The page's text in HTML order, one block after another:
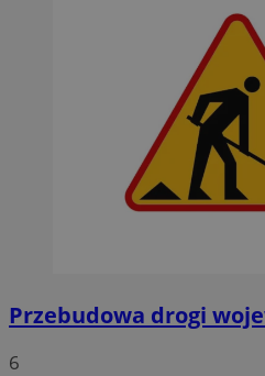
Przebudowa drogi
6